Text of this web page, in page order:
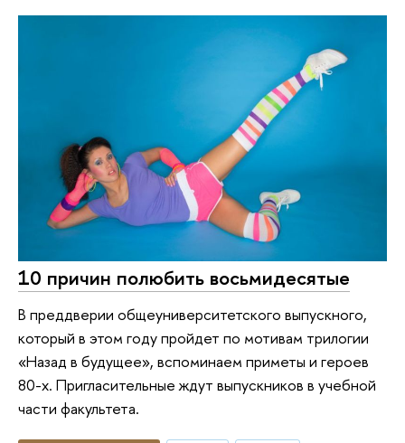
10 причин полюбить восьмидесятые
В преддверии общеуниверситетского выпускного,
который в этом году пройдет по мотивам трилогии
«Назад в будущее», вспоминаем приметы и героев
80-х. Пригласительные ждут выпускников в учебной
части факультета.